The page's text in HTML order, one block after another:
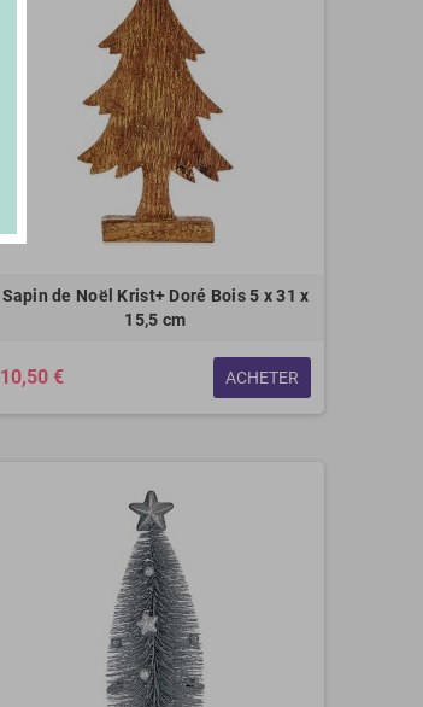
Sapin de Noël Krist+ Doré Bois 5 x 31 x
15,5 cm
10,50 € ACHETER